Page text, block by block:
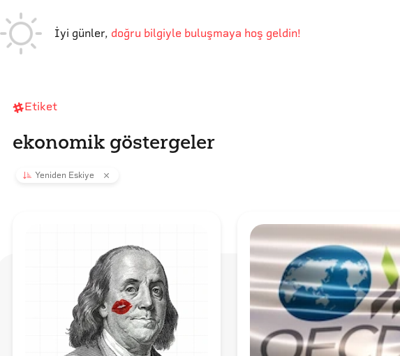
İyi günler, doğru bilgiyle buluşmaya hoş geldin!
Etiket
ekonomik göstergeler
Yeniden Eskiye